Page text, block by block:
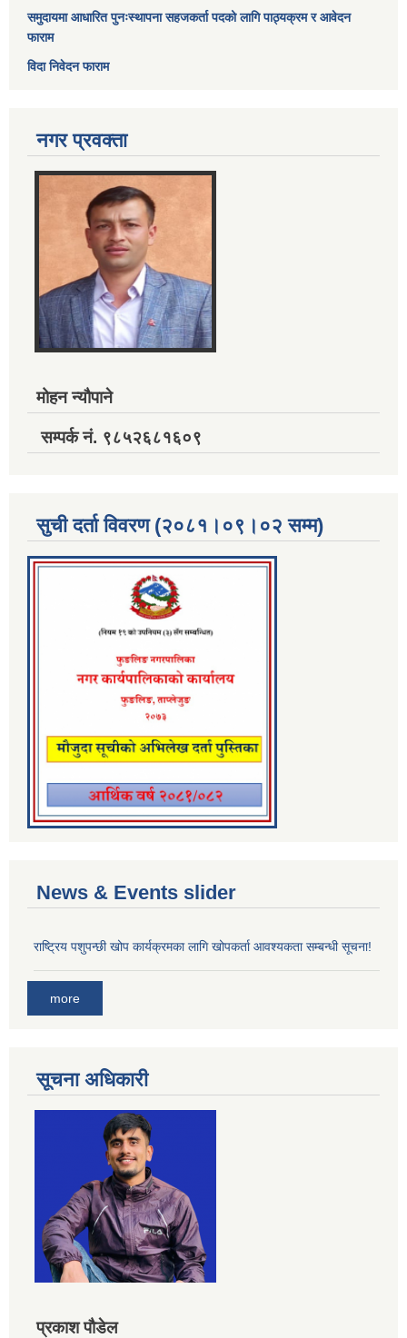
समुदायमा आधारित पुनःस्थापना सहजकर्ता पदको लागि पाठ्यक्रम र आवेदन
फाराम
विदा निवेदन फाराम
नगर प्रवक्ता
मोहन न्यौपाने
सम्पर्क नं. ९८५२६८१६०९
सुची दर्ता विवरण (२०८१।०९।०२ सम्म)
News & Events slider
राष्ट्रिय पशुपन्छी खोप कार्यक्रमका लागि खोपकर्ता आवश्यकता सम्बन्धी सूचना!
more
सूचना अधिकारी
प्रकाश पौडेल